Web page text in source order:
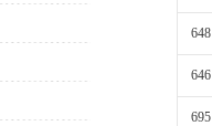
648
646
695